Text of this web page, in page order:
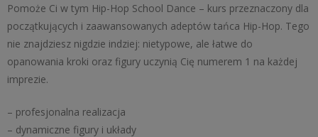
Pomoże Ci w tym Hip-Hop School Dance – kurs przeznaczony dla
początkujących i zaawansowanych adeptów tańca Hip-Hop. Tego
nie znajdziesz nigdzie indziej: nietypowe, ale łatwe do
opanowania kroki oraz figury uczynią Cię numerem 1 na każdej
imprezie.
– profesjonalna realizacja
– dynamiczne figury i układy